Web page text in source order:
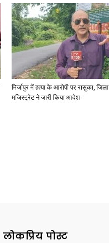
मिर्जापुर में हत्या के आरोपी पर रासुका, जिला
मजिस्ट्रेट ने जारी किया आदेश
लोकप्रिय पोस्ट